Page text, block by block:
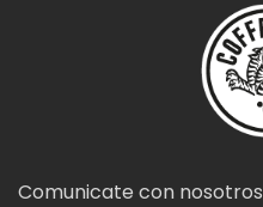
Comunicate con nosotros